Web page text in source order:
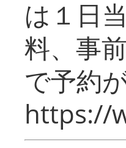
は１日
料、事
で予約
https://